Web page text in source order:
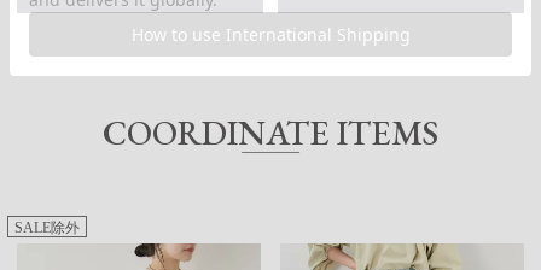
-
*詳しくは商品の取扱表示にてご確認をお願
※最短日のお届けとなります。
予めご了承くださいませ。
COORDINATE ITEMS
SALE除外